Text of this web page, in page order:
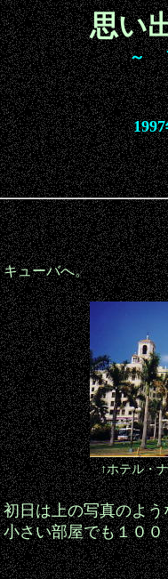
思い
～
キューバへ。
↑ホテル・
初日は上の写真のよ
小さい部屋でも１０